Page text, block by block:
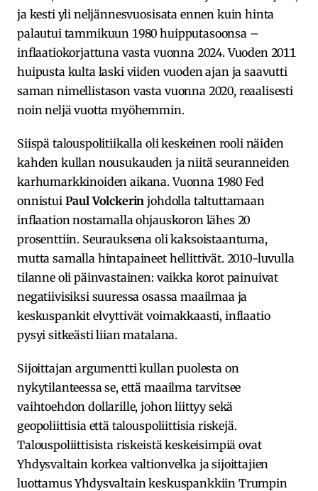
ja kesti yli neljännesvuosisata ennen kuin hinta
palautui tammikuun 1980 huipputasoonsa –
inflaatiokorjattuna vasta vuonna 2024. Vuoden 2011
huipusta kulta laski viiden vuoden ajan ja saavutti
saman nimellistason vasta vuonna 2020, reaalisesti
noin neljä vuotta myöhemmin.
Siispä talouspolitiikalla oli keskeinen rooli näiden
kahden kullan nousukauden ja niitä seuranneiden
karhumarkkinoiden aikana. Vuonna 1980 Fed
onnistui Paul Volckerin johdolla taltuttamaan
inflaation nostamalla ohjauskoron lähes 20
prosenttiin. Seurauksena oli kaksoistaantuma,
mutta samalla hintapaineet hellittivät. 2010-luvulla
tilanne oli päinvastainen: vaikka korot painuivat
negatiivisiksi suuressa osassa maailmaa ja
keskuspankit elvyttivät voimakkaasti, inflaatio
pysyi sitkeästi liian matalana.
Sijoittajan argumentti kullan puolesta on
nykytilanteessa se, että maailma tarvitsee
vaihtoehdon dollarille, johon liittyy sekä
geopoliittisia että talouspoliittisia riskejä.
Talouspoliittisista riskeistä keskeisimpiä ovat
Yhdysvaltain korkea valtionvelka ja sijoittajien
luottamus Yhdysvaltain keskuspankkiin Trumpin